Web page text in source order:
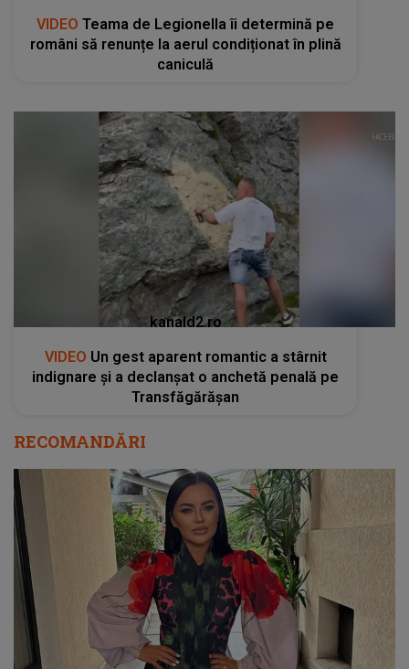
VIDEO Teama de Legionella îi determină pe
români să renunțe la aerul condiționat în plină
caniculă
kanald2.ro
VIDEO Un gest aparent romantic a stârnit
indignare și a declanșat o anchetă penală pe
Transfăgărășan
RECOMANDĂRI